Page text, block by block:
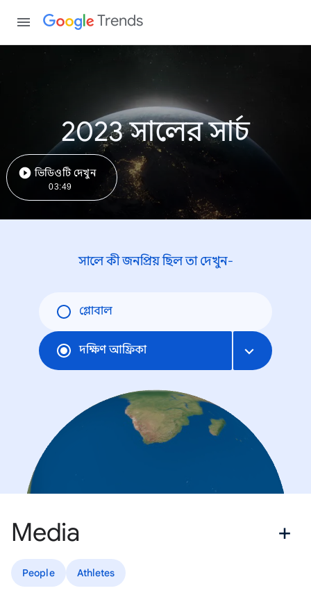
Trends
2023 সালের সার্চ
ভিডিওটি দেখুন
03:49
সালে কী জনপ্রিয় ছিল তা দেখুন-
গ্লোবাল
দক্ষিণ আফ্রিকা
Media
People Athletes